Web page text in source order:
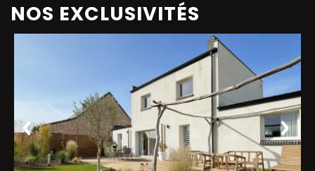
NOS EXCLUSIVITÉS